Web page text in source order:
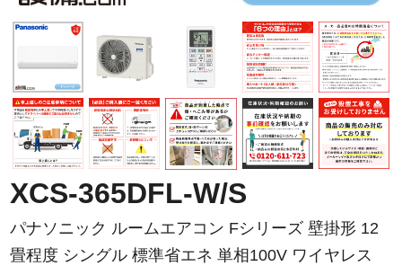
XCS-365DFL-W/S
パナソニック ルームエアコン Fシリーズ 壁掛形 12
畳程度 シングル 標準省エネ 単相100V ワイヤレス